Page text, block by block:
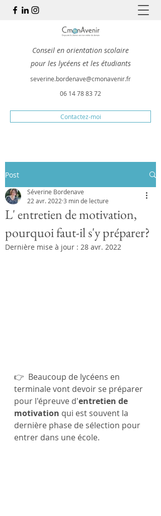
Conseil en orientation scolaire
pour les lycéens et les étudiants
severine.bordenave@cmonavenir.fr
06 14 78 83 72
Contactez-moi
Post
L' entretien de motivation,
pourquoi faut-il s'y préparer?
Séverine Bordenave
22 avr. 2022 3 min de lecture
Dernière mise à jour : 28 avr. 2022
👉  Beaucoup de lycéens en
terminale vont devoir se préparer
pour l'épreuve d'entretien de
motivation qui est souvent la
dernière phase de sélection pour
entrer dans une école.